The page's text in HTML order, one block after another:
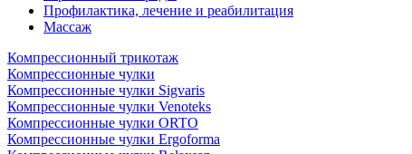
Профилактика, лечение и реабилитация
Массаж
Компрессионный трикотаж
Компрессионные чулки
Компрессионные чулки Sigvaris
Компрессионные чулки Venoteks
Компрессионные чулки ORTO
Компрессионные чулки Ergoforma